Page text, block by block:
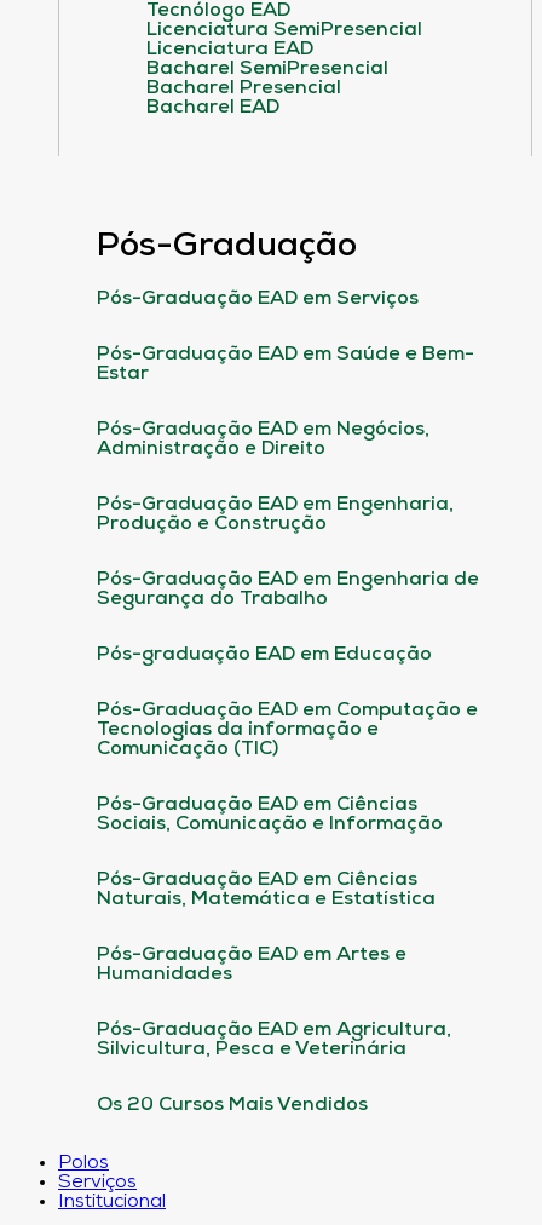
Tecnólogo EAD
Licenciatura SemiPresencial
Licenciatura EAD
Bacharel SemiPresencial
Bacharel Presencial
Bacharel EAD
Pós-Graduação
Pós-Graduação EAD em Serviços
Pós-Graduação EAD em Saúde e Bem-
Estar
Pós-Graduação EAD em Negócios,
Administração e Direito
Pós-Graduação EAD em Engenharia,
Produção e Construção
Pós-Graduação EAD em Engenharia de
Segurança do Trabalho
Pós-graduação EAD em Educação
Pós-Graduação EAD em Computação e
Tecnologias da informação e
Comunicação (TIC)
Pós-Graduação EAD em Ciências
Sociais, Comunicação e Informação
Pós-Graduação EAD em Ciências
Naturais, Matemática e Estatística
Pós-Graduação EAD em Artes e
Humanidades
Pós-Graduação EAD em Agricultura,
Silvicultura, Pesca e Veterinária
Os 20 Cursos Mais Vendidos
Polos
Serviços
Institucional